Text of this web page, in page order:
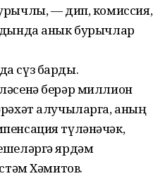
— дип, комиссия,
анык бурычлар
сүз барды.
берәр миллион
алучыларга, аның
түләнәчәк,
ярдәм
Хәмитов.